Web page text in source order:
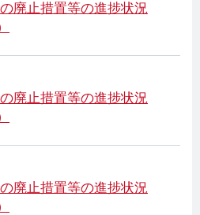
廃止措置等の進捗状況
廃止措置等の進捗状況
廃止措置等の進捗状況